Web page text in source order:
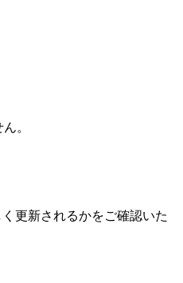
。
更新されるかをご確認いた